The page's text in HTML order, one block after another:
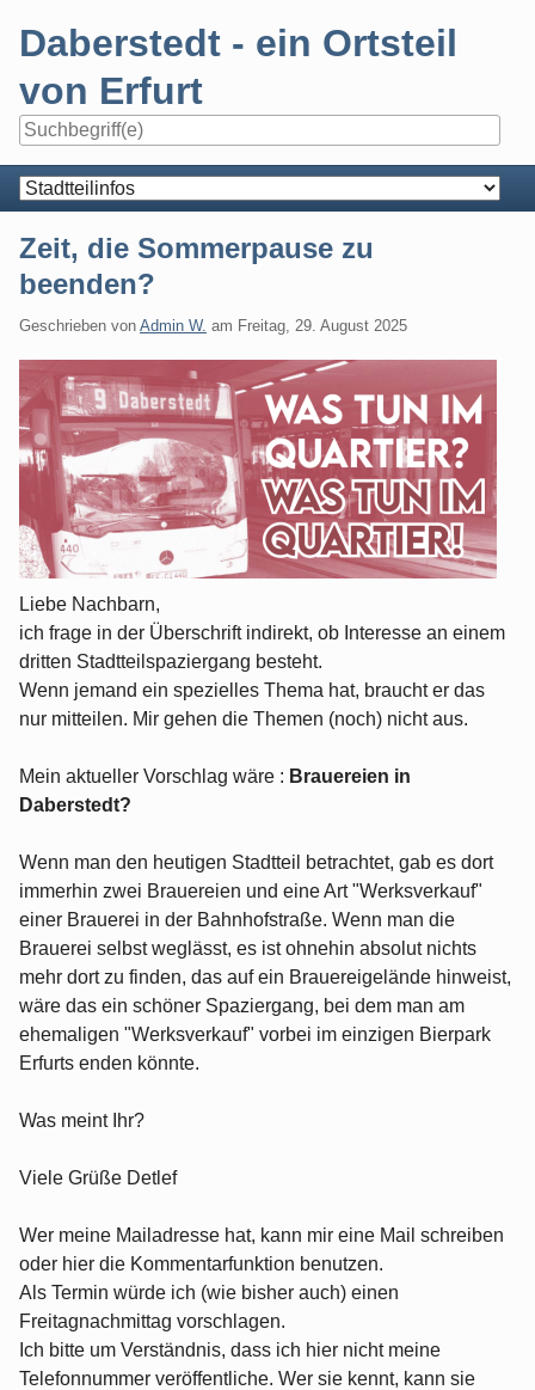
Daberstedt - ein Ortsteil
von Erfurt
Navigation
Zeit, die Sommerpause zu
beenden?
Geschrieben von Admin W. am Freitag, 29. August 2025
Liebe Nachbarn,
ich frage in der Überschrift indirekt, ob Interesse an einem
dritten Stadtteilspaziergang besteht.
Wenn jemand ein spezielles Thema hat, braucht er das
nur mitteilen. Mir gehen die Themen (noch) nicht aus.
Mein aktueller Vorschlag wäre : Brauereien in
Daberstedt?
Wenn man den heutigen Stadtteil betrachtet, gab es dort
immerhin zwei Brauereien und eine Art "Werksverkauf"
einer Brauerei in der Bahnhofstraße. Wenn man die
Brauerei selbst weglässt, es ist ohnehin absolut nichts
mehr dort zu finden, das auf ein Brauereigelände hinweist,
wäre das ein schöner Spaziergang, bei dem man am
ehemaligen "Werksverkauf" vorbei im einzigen Bierpark
Erfurts enden könnte.
Was meint Ihr?
Viele Grüße Detlef
Wer meine Mailadresse hat, kann mir eine Mail schreiben
oder hier die Kommentarfunktion benutzen.
Als Termin würde ich (wie bisher auch) einen
Freitagnachmittag vorschlagen.
Ich bitte um Verständnis, dass ich hier nicht meine
Telefonnummer veröffentliche. Wer sie kennt, kann sie